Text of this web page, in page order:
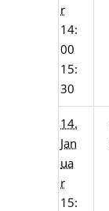
r
14:
00
15:
30
14.
Jan
ua
r
15: